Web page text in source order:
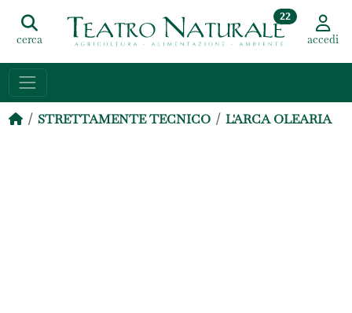
cerca
22
accedi
STRETTAMENTE TECNICO L'ARCA OLEARIA